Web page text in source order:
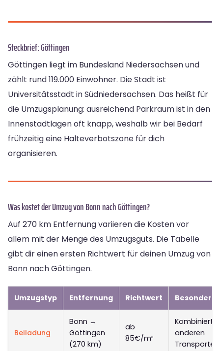
Steckbrief: Göttingen
Göttingen liegt im Bundesland Niedersachsen und
zählt rund 119.000 Einwohner. Die Stadt ist
Universitätsstadt in Südniedersachsen. Das heißt für
die Umzugsplanung: ausreichend Parkraum ist in den
Innenstadtlagen oft knapp, weshalb wir bei Bedarf
frühzeitig eine Halteverbotszone für dich
organisieren.
Was kostet der Umzug von Bonn nach Göttingen?
Auf 270 km Entfernung variieren die Kosten vor
allem mit der Menge des Umzugsguts. Die Tabelle
gibt dir einen ersten Richtwert für deinen Umzug von
Bonn nach Göttingen.
Umzugstyp Entfernung Richtwert
Beiladung
Bonn →
Göttingen
(270 km)
ab
85€/m³
Kombiniert
anderen
Transporten